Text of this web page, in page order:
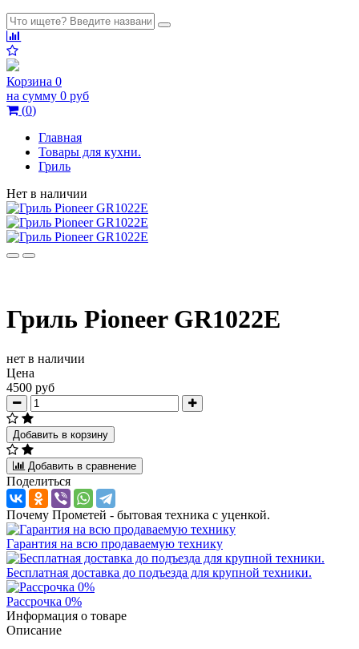
Корзина 0
на сумму 0 руб
(0)
Главная
Товары для кухни.
Гриль
Нет в наличии
Гриль Pioneer GR1022E
нет в наличии
Цена
4500 руб
Добавить в корзину
Добавить в сравнение
Поделиться
Почему Прометей - бытовая техника с уценкой.
Гарантия на всю продаваемую технику
Бесплатная доставка до подъезда для крупной техники.
Рассрочка 0%
Информация о товаре
Описание